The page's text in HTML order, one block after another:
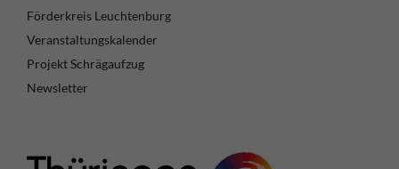
Förderkreis Leuchtenburg
Veranstaltungskalender
Projekt Schrägaufzug
Newsletter